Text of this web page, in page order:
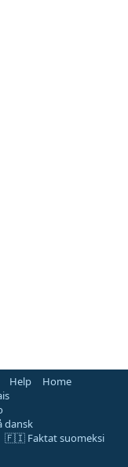
Help
Home
🇫🇮 Faktat suomeksi